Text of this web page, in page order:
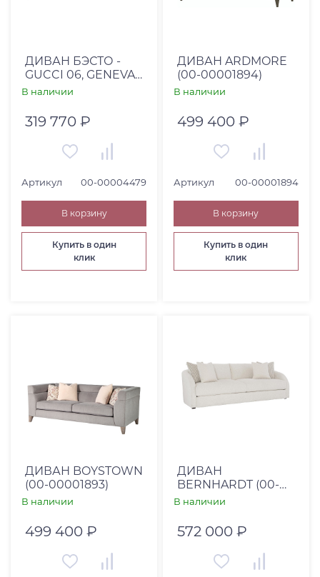
ДИВАН БЭСТО -
GUCCI 06, GENEVA
04
В наличии
319 770 ₽
Артикул 00-00004479
В корзину
Купить в один
клик
ДИВАН ARDMORE
(00-00001894)
В наличии
499 400 ₽
Артикул 00-00001894
В корзину
Купить в один
клик
ДИВАН BOYSTOWN
(00-00001893)
В наличии
499 400 ₽
ДИВАН
BERNHARDT (00-
00003216)
В наличии
572 000 ₽